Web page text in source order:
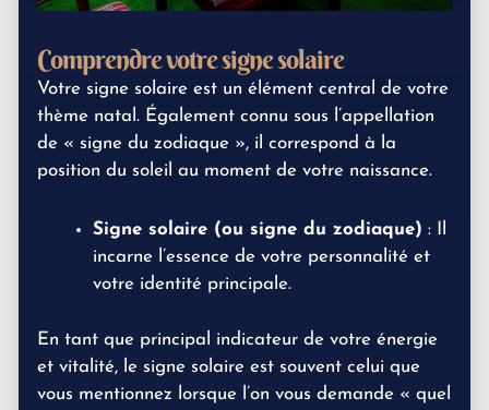
Comprendre votre signe solaire
Votre signe solaire est un élément central de votre
thème natal. Également connu sous l’appellation
de « signe du zodiaque », il correspond à la
position du soleil au moment de votre naissance.
Signe solaire (ou signe du zodiaque) : Il
incarne l’essence de votre personnalité et
votre identité principale.
En tant que principal indicateur de votre énergie
et vitalité, le signe solaire est souvent celui que
vous mentionnez lorsque l’on vous demande « quel